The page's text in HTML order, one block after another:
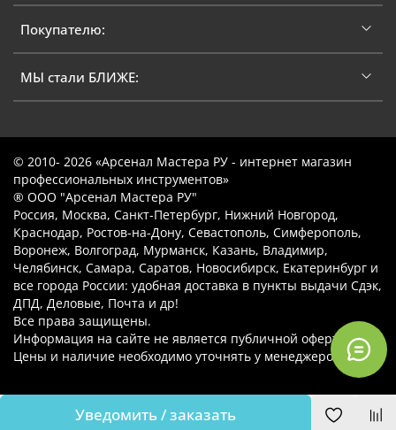
Уведомить / заказать
Покупателю:
МЫ стали БЛИЖЕ:
© 2010- 2026 «Арсенал Мастера РУ - интернет магазин
профессиональных инструментов»
® ООО "Арсенал Мастера РУ"
Россия, Москва, Санкт-Петербург, Нижний Новгород,
Краснодар, Ростов-на-Дону, Севастополь, Симферополь,
Воронеж, Волгоград, Мурманск, Казань, Владимир,
Челябинск, Самара, Саратов, Новосибирск, Екатеринбург и
все города России: удобная доставка в пункты выдачи Сдэк,
ДПД, Деловые, Почта и др!
Все права защищены.
Информация на сайте не является публичной офертой.
Цены и наличие необходимо уточнять у менеджеров.